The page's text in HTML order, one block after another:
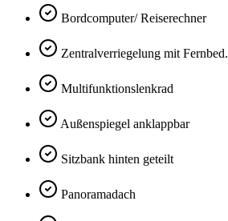
Bordcomputer/ Reiserechner
Zentralverriegelung mit Fernbed.
Multifunktionslenkrad
Außenspiegel anklappbar
Sitzbank hinten geteilt
Panoramadach